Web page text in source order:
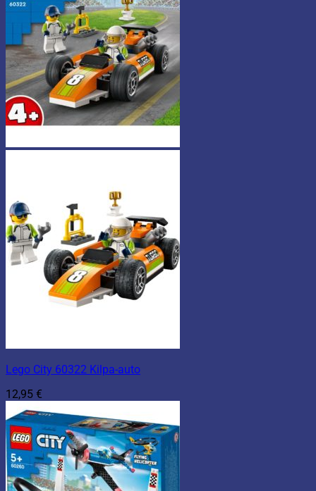
Lego City 60322 Kilpa-auto
12,95 €